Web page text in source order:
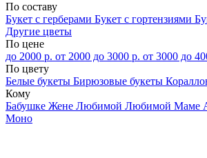
По составу
Букет с герберами Букет с гортензиями
Другие цветы
По цене
до 2000 р. от 2000 до 3000 р. от 3000 до
По цвету
Белые букеты Бирюзовые букеты
Кому
Бабушке Жене Любимой Любимой Маме
Моно